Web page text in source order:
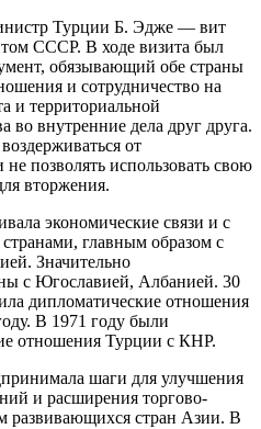
Турции Б. Эдже — вит
СССР. В ходе визита был
обязывающий обе страны
и сотрудничество на
и территориальной
во внутренние дела друг друга.
от
позволять использовать свою
вторжения.
экономические связи и с
главным образом с
Значительно
с Югославией, Албанией. 30
дипломатические отношения
В 1971 году были
отношения Турции с КНР.
шаги для улучшения
и расширения торгово-
развивающихся стран Азии. В